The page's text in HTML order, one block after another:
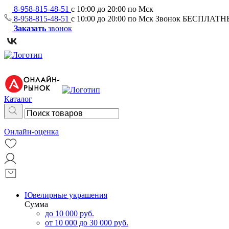
8-958-815-48-51 с 10:00 до 20:00 по Мск
8-958-815-48-51 с 10:00 до 20:00 по Мск Звонок
Заказать звонок
Каталог
Онлайн-оценка
Ювелирные украшения
Сумма
до 10 000 руб.
от 10 000 до 30 000 руб.